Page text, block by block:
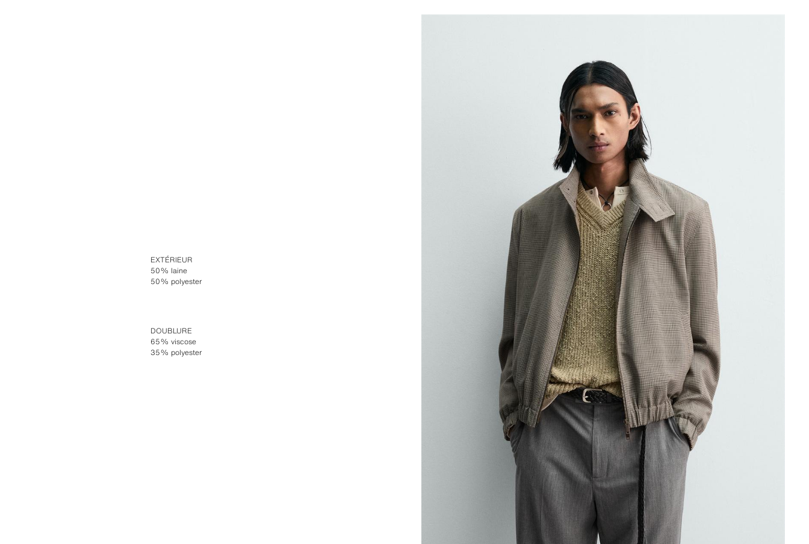
EXTÉRIEUR
50% laine
50% polyester
DOUBLURE
65% viscose
35% polyester